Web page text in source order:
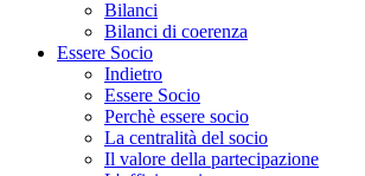
Bilanci
Bilanci di coerenza
Essere Socio
Indietro
Essere Socio
Perchè essere socio
La centralità del socio
Il valore della partecipazione